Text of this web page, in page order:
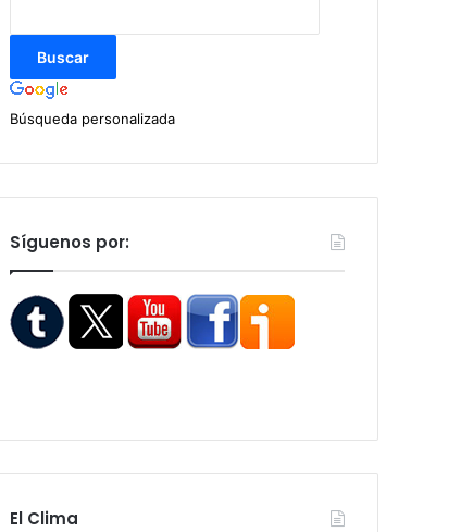
Búsqueda personalizada
Síguenos por:
El Clima